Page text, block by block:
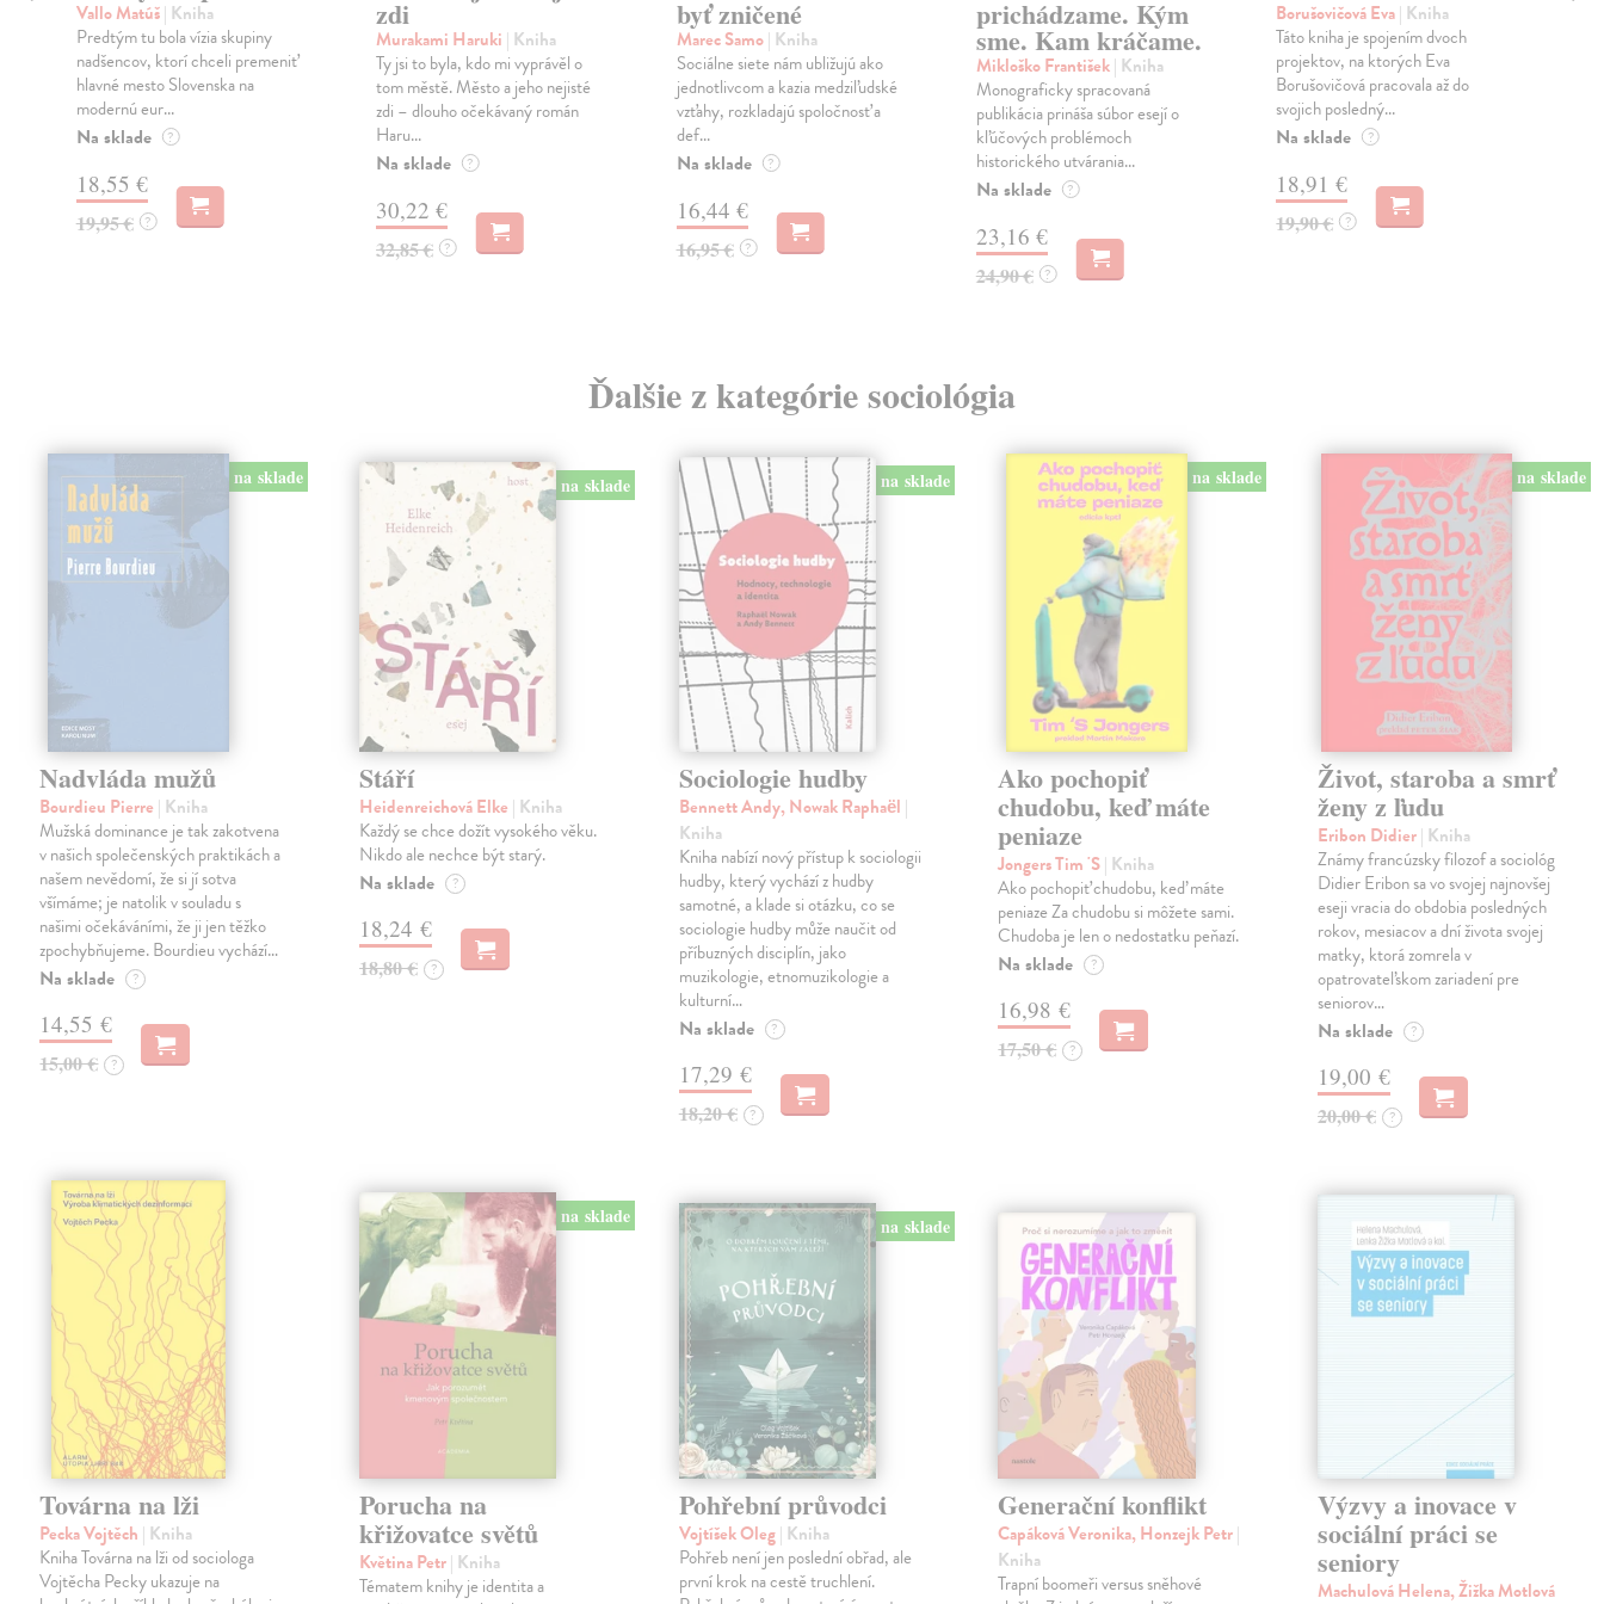
Vallo Matúš| Kniha
Predtým tu bola vízia skupiny
nadšencov, ktorí chceli premeniť
hlavné mesto Slovenska na
modernú eur...
Na sklade ?
18,55 €
19,95 € ?
zdi
Murakami Haruki | Kniha
Ty jsi to byla, kdo mi vyprávěl o
tom městě. Město a jeho nejisté
zdi – dlouho očekávaný román
Haru...
Na sklade ?
30,22 €
32,85 € ?
byť zničené
Marec Samo| Kniha
Sociálne siete nám ubližujú ako
jednotlivcom a kazia medziľudské
vzťahy, rozkladajú spoločnosť a
def...
Na sklade ?
16,44 €
16,95 € ?
prichádzame. Kým
sme. Kam kráčame.
Mikloško František| Kniha
Monograficky spracovaná
publikácia prináša súbor esejí o
kľúčových problémoch
historického utvárania...
Na sklade ?
23,16 €
24,90 € ?
Borušovičová Eva| Kniha
Táto kniha je spojením dvoch
projektov, na ktorých Eva
Borušovičová pracovala až do
svojich posledný...
Na sklade ?
18,91 €
19,90 € ?
Ďalšie z kategórie sociológia
na sklade
Nadvláda mužů
Bourdieu Pierre | Kniha
Mužská dominance je tak zakotvena
v našich společenských praktikách a
našem nevědomí, že si jí sotva
všímáme; je natolik v souladu s
našimi očekáváními, že ji jen těžko
zpochybňujeme. Bourdieu vychází…
Na sklade ?
14,55 €
15,00 € ?
na sklade
Stáří
Heidenreichová Elke | Kniha
Každý se chce dožít vysokého věku.
Nikdo ale nechce být starý.
Na sklade ?
18,24 €
18,80 € ?
na sklade
Sociologie hudby
Bennett Andy, Nowak Raphaël |
Kniha
Kniha nabízí nový přístup k sociologii
hudby, který vychází z hudby
samotné, a klade si otázku, co se
sociologie hudby může naučit od
příbuzných disciplín, jako
muzikologie, etnomuzikologie a
kulturní…
Na sklade ?
17,29 €
18,20 € ?
na sklade
Ako pochopiť
chudobu, keď máte
peniaze
Jongers Tim 'S| Kniha
Ako pochopiť chudobu, keď máte
peniaze Za chudobu si môžete sami.
Chudoba je len o nedostatku peňazí.
Na sklade ?
16,98 €
17,50 € ?
na sklade
Život, staroba a smrť
ženy z ľudu
Eribon Didier| Kniha
Známy francúzsky filozof a sociológ
Didier Eribon sa vo svojej najnovšej
eseji vracia do obdobia posledných
rokov, mesiacov a dní života svojej
matky, ktorá zomrela v
opatrovateľskom zariadení pre
seniorov…
Na sklade ?
19,00 €
20,00 € ?
Továrna na lži
Pecka Vojtěch | Kniha
Kniha Továrna na lži od sociologa
Vojtěcha Pecky ukazuje na
na sklade
Porucha na
křižovatce světů
Květina Petr| Kniha
Tématem knihy je identita a
na sklade
Pohřební průvodci
Vojtíšek Oleg| Kniha
Pohřeb není jen poslední obřad, ale
první krok na cestě truchlení.
Generační konflikt
Capáková Veronika, Honzejk Petr|
Kniha
Trapní boomeři versus sněhové
Výzvy a inovace v
sociální práci se
seniory
Machulová Helena, Žižka Motlová